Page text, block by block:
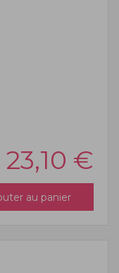
23,10 €
au panier